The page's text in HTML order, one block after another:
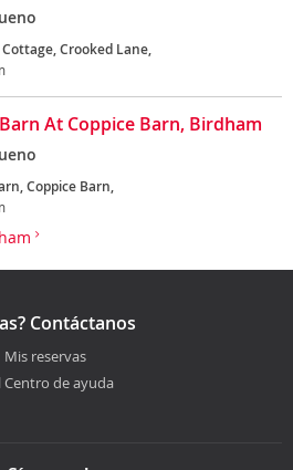
Crooked Lane,
At Coppice Barn, Birdham
Coppice Barn,
Contáctanos
Mis reservas
Centro de ayuda